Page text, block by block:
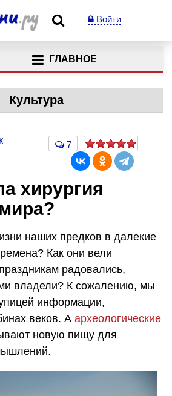
Войти
ГЛАВНОЕ
Культура
7
хирургия
наших предков в далекие
Как они вели
радовались,
владели? К сожалению, мы
информации,
веков. А археологические
новую пищу для